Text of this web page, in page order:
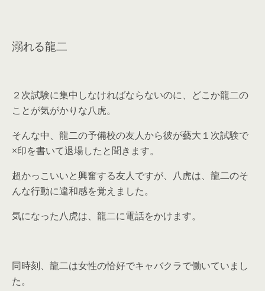
溺れる龍二
２次試験に集中しなければならないのに、どこか龍二の
ことが気がかりな八虎。
そんな中、龍二の予備校の友人から彼が藝大１次試験で
×印を書いて退場したと聞きます。
超かっこいいと興奮する友人ですが、八虎は、龍二のそ
んな行動に違和感を覚えました。
気になった八虎は、龍二に電話をかけます。
同時刻、龍二は女性の恰好でキャバクラで働いていまし
た。